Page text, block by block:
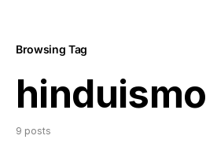
Browsing Tag
hinduismo
9 posts